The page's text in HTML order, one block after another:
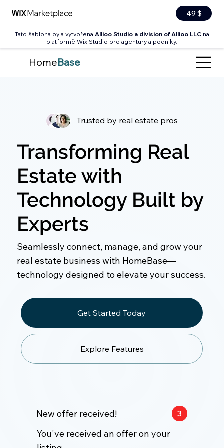
49 $
Tato šablona byla vytvořena Allioo Studio a division of Allioo LLCna
platformě Wix Studio pro agentury a podniky.